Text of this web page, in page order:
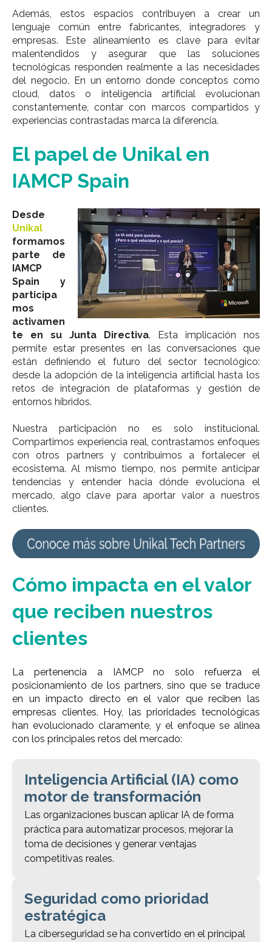
Además, estos espacios contribuyen a crear un
lenguaje común entre fabricantes, integradores y
empresas. Este alineamiento es clave para evitar
malentendidos y asegurar que las soluciones
tecnológicas responden realmente a las necesidades
del negocio. En un entorno donde conceptos como
cloud, datos o inteligencia artificial evolucionan
constantemente, contar con marcos compartidos y
experiencias contrastadas marca la diferencia.
El papel de Unikal en
IAMCP Spain
Desde
Unikal
formamos
parte de
IAMCP
Spain y
participa
mos
activamen
te en su Junta Directiva. Esta implicación nos
permite estar presentes en las conversaciones que
están definiendo el futuro del sector tecnológico:
desde la adopción de la inteligencia artificial hasta los
retos de integración de plataformas y gestión de
entornos híbridos.
Nuestra participación no es solo institucional.
Compartimos experiencia real, contrastamos enfoques
con otros partners y contribuimos a fortalecer el
ecosistema.Al mismo tiempo, nos permite anticipar
tendencias y entender hacia dónde evoluciona el
mercado, algo clave para aportar valor a nuestros
clientes.
Cómo impacta en el valor
que reciben nuestros
clientes
La pertenencia a IAMCP no solo refuerza el
posicionamiento de los partners, sino que se traduce
en un impacto directo en el valor que reciben las
empresas clientes. Hoy, las prioridades tecnológicas
han evolucionado claramente, y el enfoque se alinea
con los principales retos del mercado:
Inteligencia Artificial (IA) como
motor de transformación
Las organizaciones buscan aplicar IA de forma
práctica para automatizar procesos, mejorar la
toma de decisiones y generar ventajas
competitivas reales.
Seguridad como prioridad
estratégica
La ciberseguridad se ha convertido en el principal